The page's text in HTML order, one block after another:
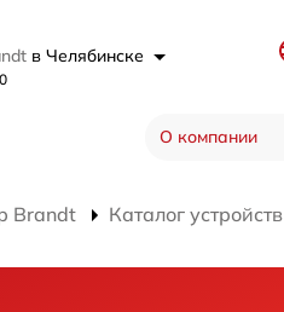
в Челябинске
О компании
Brandt Каталог устройств